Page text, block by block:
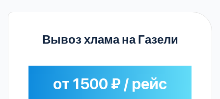
Вывоз хлама на Газели
от 1500 ₽ / рейс